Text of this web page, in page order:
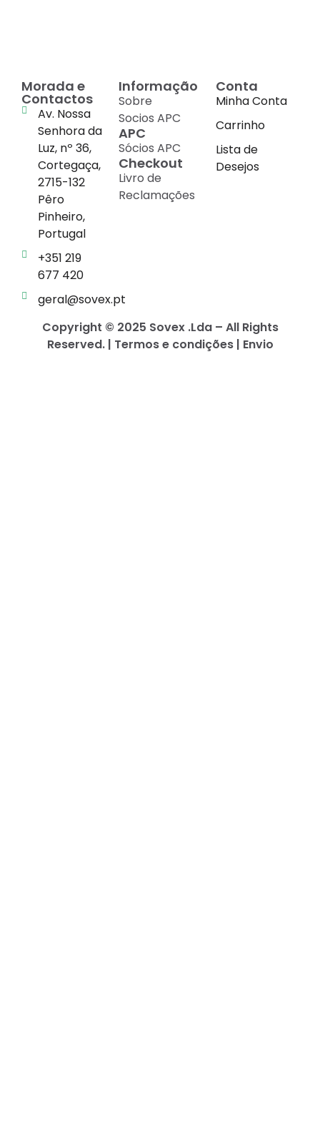
Morada e
Contactos
Av. Nossa
Senhora da
Luz, nº 36,
Cortegaça,
2715-132
Pêro
Pinheiro,
Portugal
+351 219
677 420
geral@sovex.pt
Informação
Sobre
Socios APC
APC
Sócios APC
Checkout
Livro de
Reclamações
Conta
Minha Conta
Carrinho
Lista de
Desejos
Copyright © 2025 Sovex .Lda – All Rights
Reserved. | Termos e condições | Envio